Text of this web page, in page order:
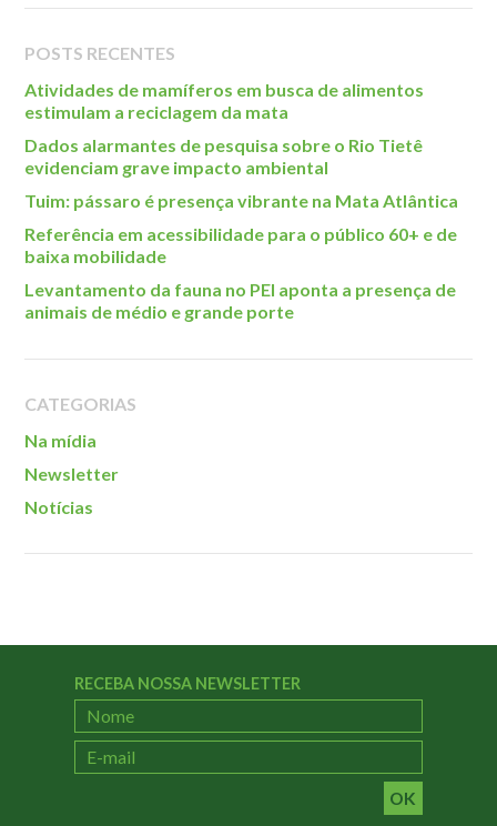
Na mídia
Contato
Contato
Como chegar
Assessoria de Imprensa
POSTS RECENTES
Atividades de mamíferos em busca de alimentos
estimulam a reciclagem da mata
Dados alarmantes de pesquisa sobre o Rio Tietê
evidenciam grave impacto ambiental
Tuim: pássaro é presença vibrante na Mata Atlântica
Referência em acessibilidade para o público 60+ e de
baixa mobilidade
Levantamento da fauna no PEI aponta a presença de
animais de médio e grande porte
CATEGORIAS
Na mídia
Newsletter
Notícias
RECEBA NOSSA NEWSLETTER
OK